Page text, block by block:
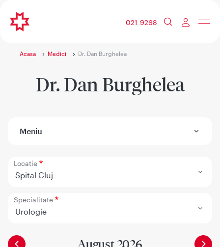
021 9268
Acasa Medici Dr. Dan Burghelea
Dr. Dan Burghelea
Meniu
Locatie
Spital Cluj
Specialitate
Urologie